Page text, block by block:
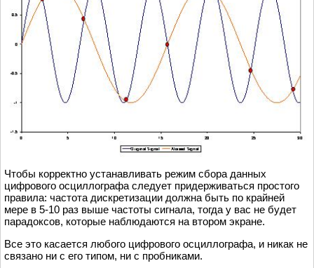
Чтобы корректно устанавливать режим сбора данных
цифрового осциллографа следует придерживаться простого
правила: частота дискретизации должна быть по крайней
мере в 5-10 раз выше частоты сигнала, тогда у вас не будет
парадоксов, которые наблюдаются на втором экране.
Все это касается любого цифрового осциллографа, и никак не
связано ни с его типом, ни с пробниками.